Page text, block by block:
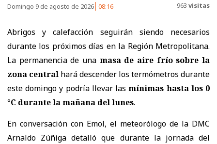
Domingo 9 de agosto de 2026 08:16 963 visitas
Abrigos y calefacción seguirán siendo necesarios
durante los próximos días en la Región Metropolitana.
La permanencia de una masa de aire frío sobre la
zona central hará descender los termómetros durante
este domingo y podría llevar lasmínimas hasta los 0
°C durante la mañana del lunes.
En conversación con Emol, el meteorólogo de la DMC
Arnaldo Zúñiga detalló que durante la jornada del